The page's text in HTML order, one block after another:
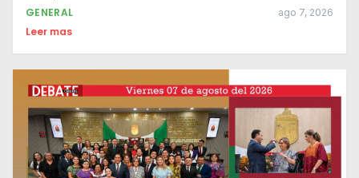
GENERAL ago 7, 2026
Leer mas